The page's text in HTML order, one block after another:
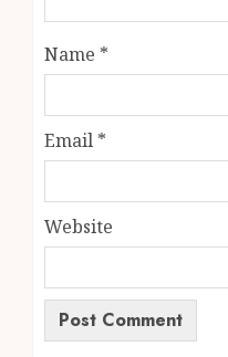
Name *
Email *
Website